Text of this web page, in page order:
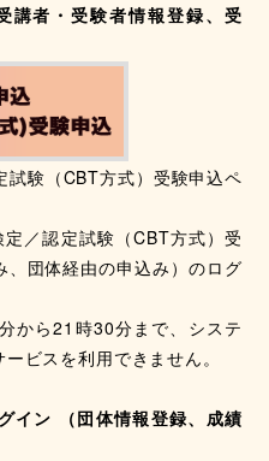
講者・受験者情報登録、受
験（CBT方式）受験申込ペ
／認定試験（CBT方式）受
団体経由の申込み）のログ
から21時30分まで、システ
ビスを利用できません。
イン （団体情報登録、成績